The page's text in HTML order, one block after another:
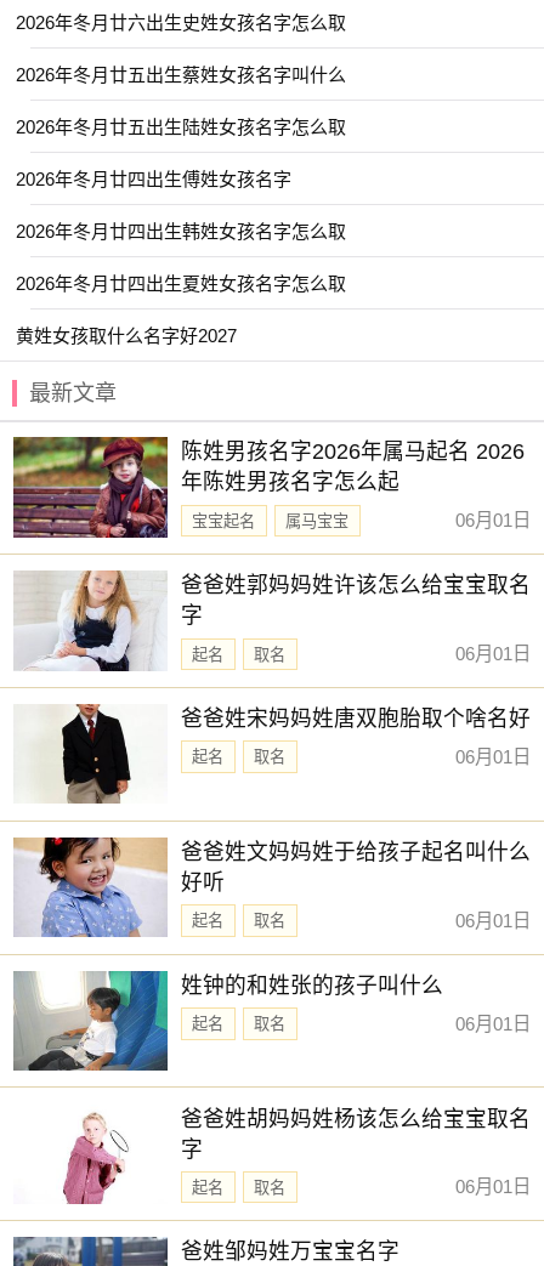
【昕蕾】 【筱乐】 【晞辰】 【瑞希】
【星源】 【嘉彦】 【梦言】 【金卿】
【慧乔】 【可贞】 【含湘】 【予欣】
【艺茹】 【梦溪】 【与夏】 【羽阳】
【伊然】 【云谣】 【子念】 【童夕】
【颖歆】 【湘灵】 【芷音】 【晨雅】
【璟芊】 【畅霏】 【夏荷】 【清悠】
【宜珊】 【安怡】 【曼雪】 【雨菡】
【惜颜】 【乐淳】 【曼殊】 【昱珊】
【文墨】 【惜时】 【新亭】 【清苒】
【舒玥】 【日晞】 【雪蕙】 【予清】
【书娴】 【霞姝】 【子璎】 【韵瑾】
【舒悦】 【景娴】 【菡微】 【念芙】
【忆君】 【箐瑶】 【亦闲】 【金慧】
【维心】 【锦容】 【宛迎】 【芷熙】
【梓雯】 【静枫】 【简溪】 【尹黎】
【林霏】 【晶菲】 【乔苒】 【园雯】
【皙然】 【诗暮】 【琬郡】 【晴羽】
【之夏】 【棠姗】 【艺谨】 【以晗】
赐子好名，能伴子一生。想给宝宝取一个好名字吗？选
择下方的【宝宝起名】，为孩子起一个吉利的好名字吧。
2026年冬月廿六出生史姓女孩名字怎么取
2026年冬月廿五出生蔡姓女孩名字叫什么
2026年冬月廿五出生陆姓女孩名字怎么取
2026年冬月廿四出生傅姓女孩名字
2026年冬月廿四出生韩姓女孩名字怎么取
2026年冬月廿四出生夏姓女孩名字怎么取
黄姓女孩取什么名字好2027
最新文章
陈姓男孩名字2026年属马起名 2026
年陈姓男孩名字怎么起
宝宝起名
属马宝宝
新生儿取名
06月01日
爸爸姓郭妈妈姓许该怎么给宝宝取名
字
起名 取名 06月01日
爸爸姓宋妈妈姓唐双胞胎取个啥名好
起名 取名 06月01日
爸爸姓文妈妈姓于给孩子起名叫什么
好听
起名 取名 06月01日
姓钟的和姓张的孩子叫什么
起名 取名 06月01日
爸爸姓胡妈妈姓杨该怎么给宝宝取名
字
起名 取名 06月01日
爸姓邹妈姓万宝宝名字